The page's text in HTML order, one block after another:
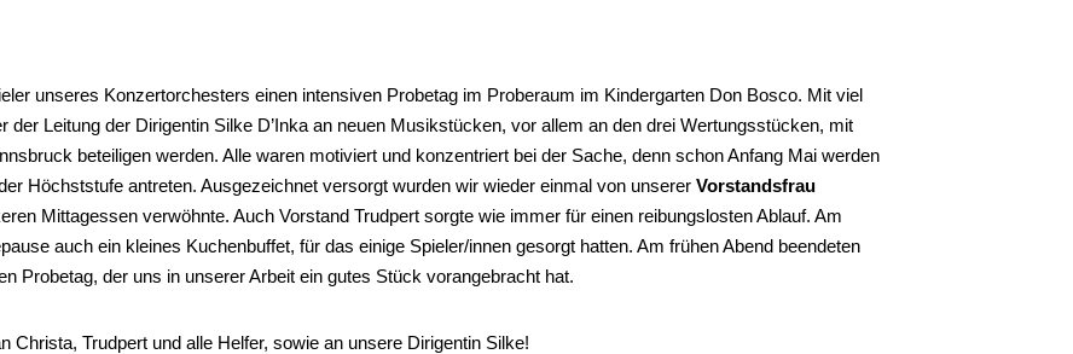
unseres Konzertorchesters einen intensiven Probetag im Proberaum im Kindergarten Don Bosco. Mit viel
der Leitung der Dirigentin Silke D’Inka an neuen Musikstücken, vor allem an den drei Wertungsstücken, mit
beteiligen werden. Alle waren motiviert und konzentriert bei der Sache, denn schon Anfang Mai werden
Höchststufe antreten. Ausgezeichnet versorgt wurden wir wieder einmal von unserer Vorstandsfrau
Mittagessen verwöhnte. Auch Vorstand Trudpert sorgte wie immer für einen reibungslosten Ablauf. Am
auch ein kleines Kuchenbuffet, für das einige Spieler/innen gesorgt hatten. Am frühen Abend beendeten
Probetag, der uns in unserer Arbeit ein gutes Stück vorangebracht hat.
Trudpert und alle Helfer, sowie an unsere Dirigentin Silke!